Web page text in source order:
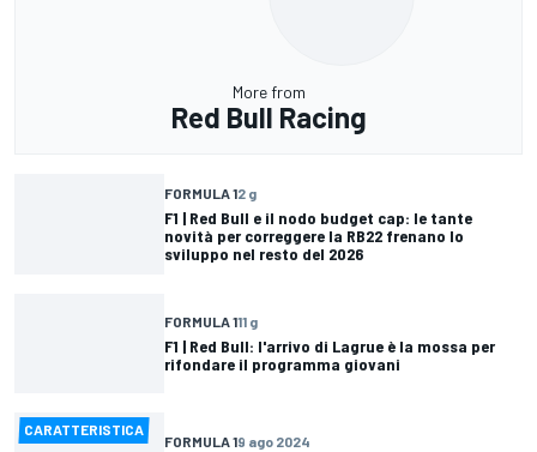
More from
Red Bull Racing
FORMULA 12 g
F1 | Red Bull e il nodo budget cap: le tante
novità per correggere la RB22 frenano lo
sviluppo nel resto del 2026
FORMULA 111 g
F1 | Red Bull: l'arrivo di Lagrue è la mossa per
rifondare il programma giovani
CARATTERISTICA
FORMULA 19 ago 2024